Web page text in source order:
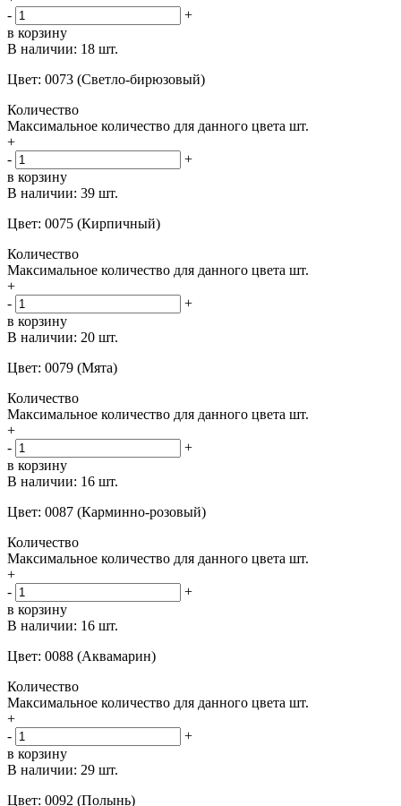
-
+
в корзину
В наличии: 18 шт.
Цвет: 0073 (Светло-бирюзовый)
Количество
Максимальное количество для данного цвета шт.
+
-
+
в корзину
В наличии: 39 шт.
Цвет: 0075 (Кирпичный)
Количество
Максимальное количество для данного цвета шт.
+
-
+
в корзину
В наличии: 20 шт.
Цвет: 0079 (Мята)
Количество
Максимальное количество для данного цвета шт.
+
-
+
в корзину
В наличии: 16 шт.
Цвет: 0087 (Карминно-розовый)
Количество
Максимальное количество для данного цвета шт.
+
-
+
в корзину
В наличии: 16 шт.
Цвет: 0088 (Аквамарин)
Количество
Максимальное количество для данного цвета шт.
+
-
+
в корзину
В наличии: 29 шт.
Цвет: 0092 (Полынь)